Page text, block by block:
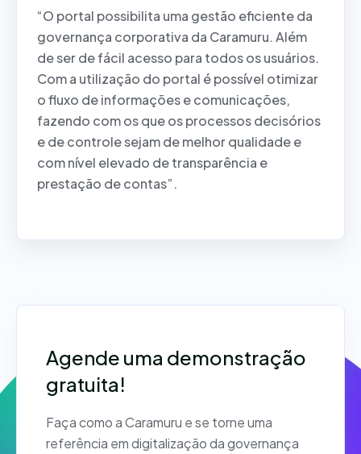
“O portal possibilita uma gestão eficiente da
governança corporativa da Caramuru. Além
de ser de fácil acesso para todos os usuários.
Com a utilização do portal é possível otimizar
o fluxo de informações e comunicações,
fazendo com os que os processos decisórios
e de controle sejam de melhor qualidade e
com nível elevado de transparência e
prestação de contas”.
Agende uma demonstração
gratuita!
Faça como a Caramuru e se torne uma
referência em digitalização da governança